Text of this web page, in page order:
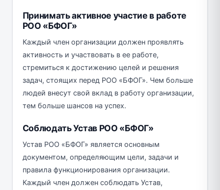
Принимать активное участие в работе
РОО «БФОГ»
Каждый член организации должен проявлять
активность и участвовать в ее работе,
стремиться к достижению целей и решения
задач, стоящих перед РОО «БФОГ». Чем больше
людей внесут свой вклад в работу организации,
тем больше шансов на успех.
Соблюдать Устав РОО «БФОГ»
Устав РОО «БФОГ» является основным
документом, определяющим цели, задачи и
правила функционирования организации.
Каждый член должен соблюдать Устав,